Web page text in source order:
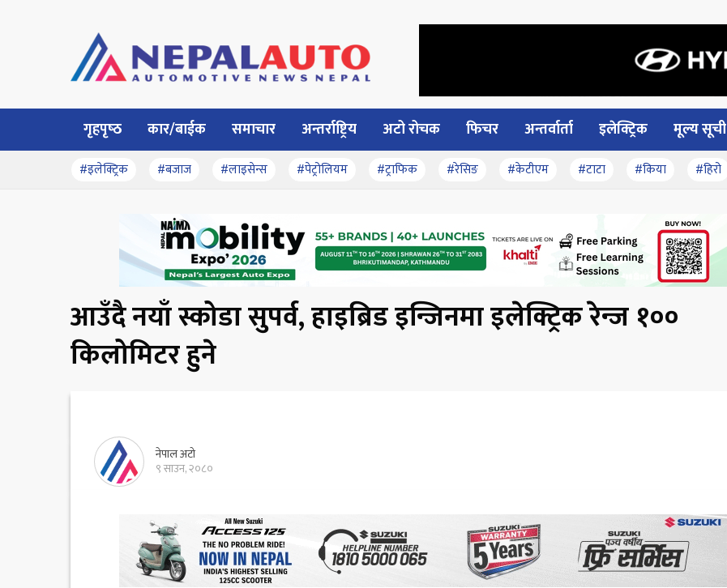
गृहपृष्‍ठ कार/बाईक समाचार अन्तर्राष्ट्रिय अटो रोचक फिचर अन्तर्वार्ता इलेक्ट्रिक मूल्य सूची
#इलेक्ट्रिक #बजाज #लाइसेन्स #पेट्रोलियम #ट्राफिक #रेसिङ #केटीएम #टाटा #किया #हिरो
आउँदै नयाँ स्कोडा सुपर्व, हाइब्रिड इन्जिनमा इलेक्ट्रिक रेन्ज १००
किलोमिटर हुने
नेपाल अटो
९ साउन, २०८०